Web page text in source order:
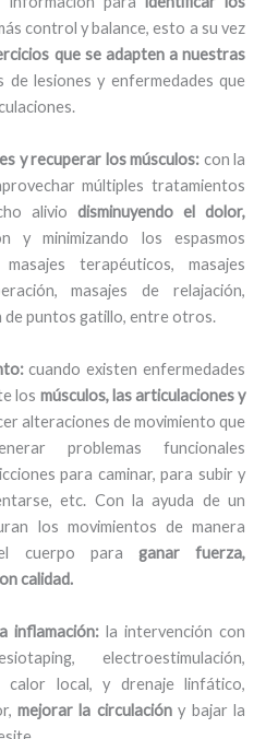
control y balance, esto a su vez
que se adapten a nuestras
de lesiones y enfermedades que
y recuperar los músculos: con la
múltiples tratamientos
alivio disminuyendo el dolor,
y minimizando los espasmos
terapéuticos, masajes
masajes de relajación,
de puntos gatillo, entre otros.
cuando existen enfermedades
los músculos, las articulaciones y
alteraciones de movimiento que
problemas funcionales
para caminar, para subir y
etc. Con la ayuda de un
los movimientos de manera
cuerpo para ganar fuerza,
calidad.
inflamación:la intervención con
electroestimulación,
calor local, y drenaje linfático,
mejorar la circulacióny bajar la